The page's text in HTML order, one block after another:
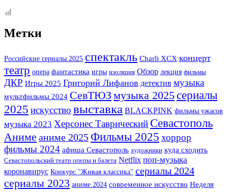
Метки
Российские сериалы 2025 спектакль Charli XCX концерт
театр опера фантастика игры изоляция Обзор лекция фильмы
ДКР Игры 2025 Григорий Лифанов детектив музыка
мультфильмы 2024 СевТЮЗ музыка 2025сериалы
2025 искусство выставка BLACKPINK фильмы ужасов
музыка 2023 Херсонес Таврический Севастополь
Аниме аниме 2025 Фильмы 2025 хоррор
фильмы 2024 афиша Севастополь художники куда сходить
Севастопольский театр оперы и балета Netflix поп-музыка
коронавирус Конкурс "Живая классика" сериалы 2024
сериалы 2023 аниме 2024 современное искусство Неделя